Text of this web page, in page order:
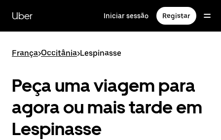
para
conteúdo
Uber Iniciar sessão Registar
França>Occitânia>Lespinasse
Peça uma viagem para
agora ou mais tarde em
Lespinasse